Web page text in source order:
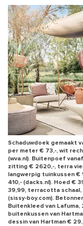
Schaduwdoek gemaakt
per meter € 73,-, wit
(wva.nl). Buitenpoef
zitting € 2620,-, terra
langwerpig tuinkussen €
410,- (dacks.nl). Hoed €
39,99, terracotta schaal,
(sissy-boy.com).
Buitenkleed van
buitenkussen van
dessin van Hartman €